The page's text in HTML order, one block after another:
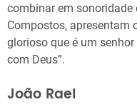
combinar em sonoridade
Compostos, apresentam
glorioso que é um senhor
com Deus”.
João Rael